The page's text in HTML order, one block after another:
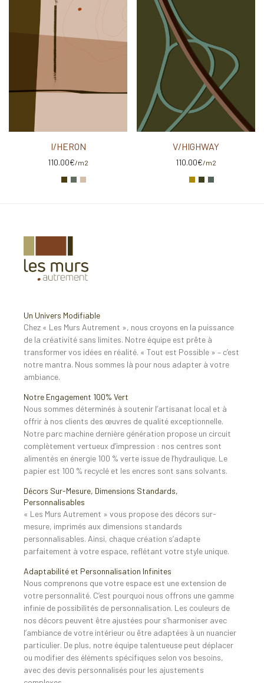
I/HERON
110.00€/m2
V/HIGHWAY
110.00€/m2
Un Univers Modifiable
Chez « Les Murs Autrement », nous croyons en la puissance
de la créativité sans limites. Notre équipe est prête à
transformer vos idées en réalité. « Tout est Possible » – c’est
notre mantra. Nous sommes là pour nous adapter à votre
ambiance.
Notre Engagement 100% Vert
Nous sommes déterminés à soutenir l’artisanat local et à
offrir à nos clients des œuvres de qualité exceptionnelle.
Notre parc machine dernière génération propose un circuit
complètement vertueux d’impression : nos centres sont
alimentés en énergie 100 % verte issue de l’hydraulique. Le
papier est 100 % recyclé et les encres sont sans solvants.
Décors Sur-Mesure, Dimensions Standards,
Personnalisables
« Les Murs Autrement » vous propose des décors sur-
mesure, imprimés aux dimensions standards
personnalisables. Ainsi, chaque création s’adapte
parfaitement à votre espace, reflétant votre style unique.
Adaptabilité et Personnalisation Infinites
Nous comprenons que votre espace est une extension de
votre personnalité. C’est pourquoi nous offrons une gamme
infinie de possibilités de personnalisation. Les couleurs de
nos décors peuvent être ajustées pour s’harmoniser avec
l’ambiance de votre intérieur ou être adaptées à un nuancier
particulier. De plus, notre équipe talentueuse peut déplacer
ou modifier des éléments spécifiques selon vos besoins,
avec des devis personnalisés pour les ajustements